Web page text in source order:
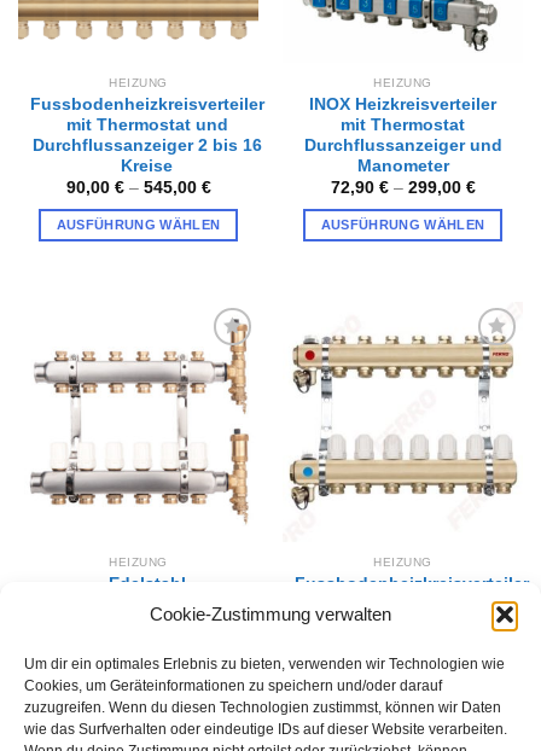
Cookie-Zustimmung verwalten
Um dir ein optimales Erlebnis zu bieten, verwenden wir Technologien wie
Cookies, um Geräteinformationen zu speichern und/oder darauf
zuzugreifen. Wenn du diesen Technologien zustimmst, können wir Daten
wie das Surfverhalten oder eindeutige IDs auf dieser Website verarbeiten.
der
gewählt
werden
der
Produktseite
gewählt
werden
HEIZUNG
Fussbodenheizkreisverteiler
mit Thermostat und
Durchflussanzeiger 2 bis 16
Kreise
90,00 €– 545,00 €
AUSFÜHRUNG WÄHLEN
Varianten
auf.
Optionen
können
auf
der
gewählt
werden
HEIZUNG
INOX Heizkreisverteiler
mit Thermostat
Durchflussanzeiger und
Manometer
72,90 €– 299,00 €
AUSFÜHRUNG WÄHLEN
Varianten
auf.
Optionen
können
auf
gewählt
werden
Zur
Wunschliste
hinzufügen
HEIZUNG
Edelstahl
Fussbodenheizkreisverteiler
mit Thermostat INOX
AUSFÜHRUNG WÄHLEN
Dieses
Produkt
Zur
Wunschliste
hinzufügen
HEIZUNG
Fussbodenheizkreisverteiler
mit Thermostat
79,00€ –
AUSFÜHRUNG WÄHLEN
Dieses
Produkt
weist